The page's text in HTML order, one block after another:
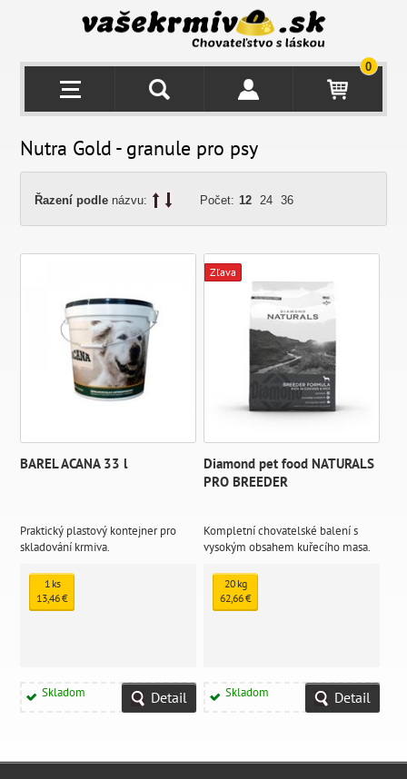
0
Nutra Gold - granule pro psy
Řazení podle názvu: Počet: 12 24 36
BAREL ACANA 33 l
Praktický plastový kontejner pro
skladování krmiva.
1 ks
13,46 €
Skladom Detail
Zľava
Diamond pet food NATURALS
PRO BREEDER
Kompletní chovatelské balení s
vysokým obsahem kuřecího masa.
nejmodernější extrudační lince,
která je schopna do krmiva dostat
16% podíl čerstvého masa.
20 kg
62,66 €
Skladom Detail